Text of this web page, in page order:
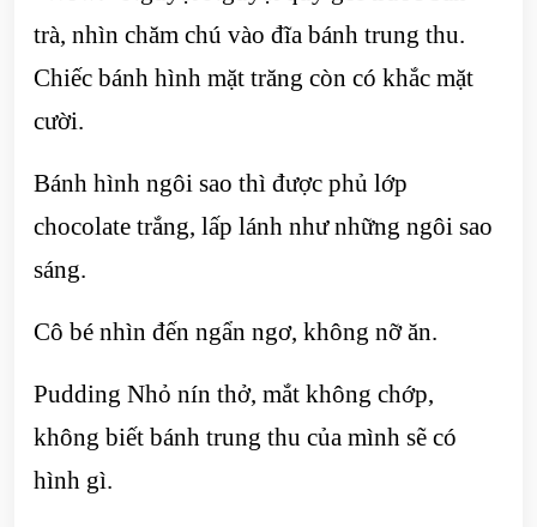
trà, nhìn chăm chú vào đĩa bánh trung thu.
Chiếc bánh hình mặt trăng còn có khắc mặt
cười.
Bánh hình ngôi sao thì được phủ lớp
chocolate trắng, lấp lánh như những ngôi sao
sáng.
Cô bé nhìn đến ngẩn ngơ, không nỡ ăn.
Pudding Nhỏ nín thở, mắt không chớp,
không biết bánh trung thu của mình sẽ có
hình gì.